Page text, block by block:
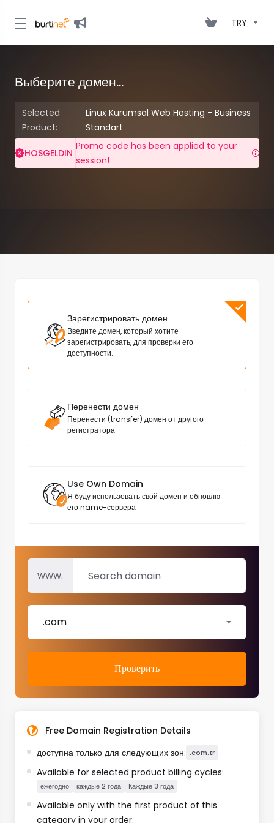
TRY
Выберите домен...
Selected
Product:
Linux Kurumsal Web Hosting - Business
Standart
HOSGELDIN
Promo code has been applied to your
session!
Зарегистрировать домен
Введите домен, который хотите
зарегистрировать, для проверки его
доступности.
Перенести домен
Перенести (transfer) домен от другого
регистратора
Use Own Domain
Я буду использовать свой домен и обновлю
его name-сервера
www.
.com
Проверить
Free Domain Registration Details
доступна только для следующих зон: .com.tr
Available for selected product billing cycles:
ежегодно каждые 2 года Каждые 3 года
Available only with the first product of this
category in your order.